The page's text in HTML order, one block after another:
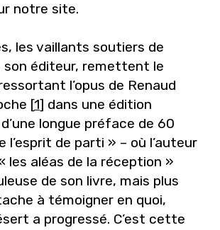
notre site.
les vaillants soutiers de
son éditeur, remettent le
l’opus de Renaud
[1] dans une édition
longue préface de 60
l’esprit de parti » – où l’auteur
les aléas de la réception »
de son livre, mais plus
à témoigner en quoi,
a progressé. C’est cette